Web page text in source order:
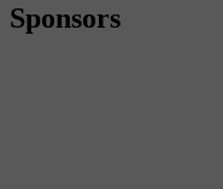
Sponsors